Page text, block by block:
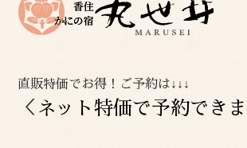
直販特価でお得！ご予約は↓↓↓
＜ ネット特価で予約でき